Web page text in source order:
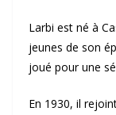
Larbi est né à
jeunes de son
joué pour une
En 1930, il